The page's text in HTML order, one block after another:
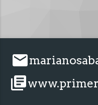
email
library_books